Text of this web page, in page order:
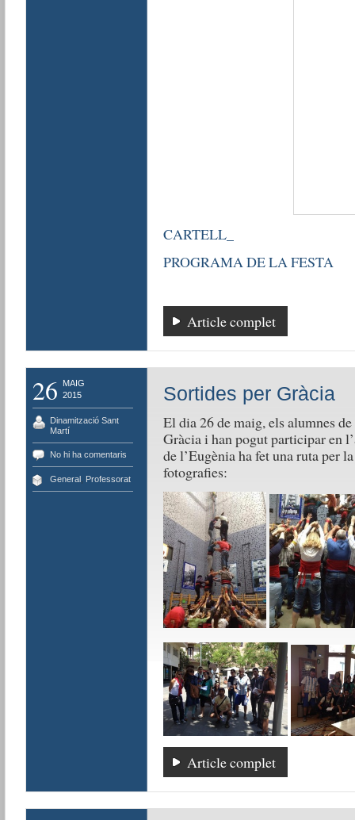
CARTELL_
PROGRAMA DE LA FESTA
Article complet
26
MAIG
2015
Dinamització Sant
Martí
No hi ha comentaris
General, Professorat
Sortides per Gràcia
El dia 26 de maig, els alumnes
Gràcia i han pogut participar en
de l’Eugènia ha fet una ruta per
fotografies:
Article complet